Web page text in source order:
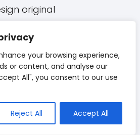
your browsing experience,
or content, and analyse our
All", you consent to our use
Reject All Accept All
original
para o consumidor
de Dirigir